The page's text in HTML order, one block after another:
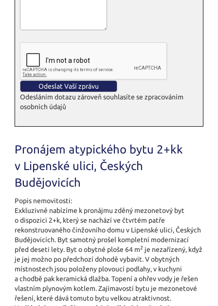
Odesláním dotazu zároveň souhlasíte se zpracováním
osobních údajů
Pronájem atypického bytu 2+kk
v Lipenské ulici, Českých
Budějovicích
Popis nemovitosti:
Exkluzivně nabízíme k pronájmu zděný mezonetový byt
o dispozici 2+k, který se nachází ve čtvrtém patře
rekonstruovaného činžovního domu v Lipenské ulici, Českých
Budějovicích. Byt samotný prošel kompletní modernizací
před deseti lety. Byt o obytné ploše 64 m2 je nezařízený, když
je jej možno po předchozí dohodě vybavit. V obytných
místnostech jsou položeny plovoucí podlahy, v kuchyni
a chodbě pak keramická dlažba. Topení a ohřev vody je řešen
vlastním plynovým kotlem. Zajímavostí bytu je mezonetové
řešení, které dává tomuto bytu velkou atraktivnost.